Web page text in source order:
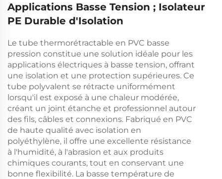
Applications Basse Tension ; Isolateur
PE Durable d'Isolation
Le tube thermorétractable en PVC basse
pression constitue une solution idéale pour les
applications électriques à basse tension, offrant
une isolation et une protection supérieures. Ce
tube polyvalent se rétracte uniformément
lorsqu'il est exposé à une chaleur modérée,
créant un joint étanche et professionnel autour
des fils, câbles et connexions. Fabriqué en PVC
de haute qualité avec isolation en
polyéthylène, il offre une excellente résistance
à l'humidité, à l'abrasion et aux produits
chimiques courants, tout en conservant une
bonne flexibilité. La basse température de